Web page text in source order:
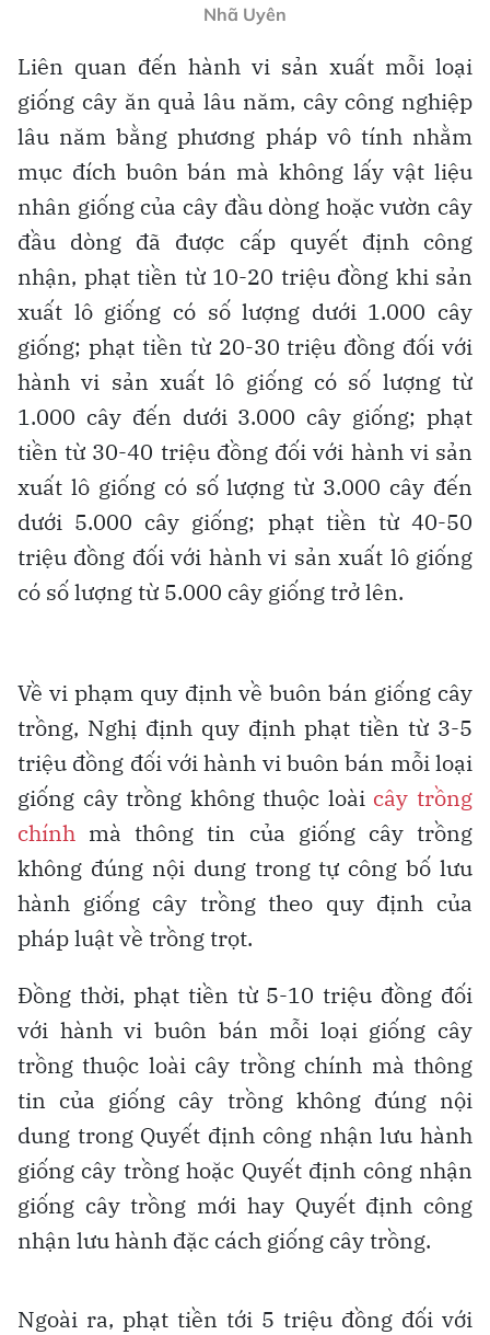
Nhã Uyên
Liên quan đến hành vi sản xuất mỗi loại
giống cây ăn quả lâu năm, cây công nghiệp
lâu năm bằng phương pháp vô tính nhằm
mục đích buôn bán mà không lấy vật liệu
nhân giống của cây đầu dòng hoặc vườn cây
đầu dòng đã được cấp quyết định công
nhận, phạt tiền từ 10-20 triệu đồng khi sản
xuất lô giống có số lượng dưới 1.000 cây
giống; phạt tiền từ 20-30 triệu đồng đối với
hành vi sản xuất lô giống có số lượng từ
1.000 cây đến dưới 3.000 cây giống; phạt
tiền từ 30-40 triệu đồng đối với hành vi sản
xuất lô giống có số lượng từ 3.000 cây đến
dưới 5.000 cây giống; phạt tiền từ 40-50
triệu đồng đối với hành vi sản xuất lô giống
có số lượng từ 5.000 cây giống trở lên.
Về vi phạm quy định về buôn bán giống cây
trồng, Nghị định quy định phạt tiền từ 3-5
triệu đồng đối với hành vi buôn bán mỗi loại
giống cây trồng không thuộc loài cây trồng
chính mà thông tin của giống cây trồng
không đúng nội dung trong tự công bố lưu
hành giống cây trồng theo quy định của
pháp luật về trồng trọt.
Đồng thời, phạt tiền từ 5-10 triệu đồng đối
với hành vi buôn bán mỗi loại giống cây
trồng thuộc loài cây trồng chính mà thông
tin của giống cây trồng không đúng nội
dung trong Quyết định công nhận lưu hành
giống cây trồng hoặc Quyết định công nhận
giống cây trồng mới hay Quyết định công
nhận lưu hành đặc cách giống cây trồng.
Ngoài ra, phạt tiền tới 5 triệu đồng đối với